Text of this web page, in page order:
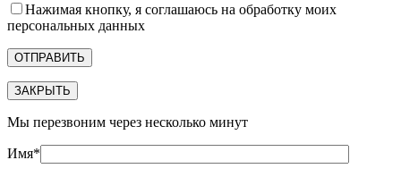
Нажимая кнопку, я соглашаюсь на обработку моих
персональных данных
ЗАКРЫТЬ
Мы перезвоним через несколько минут
Имя*